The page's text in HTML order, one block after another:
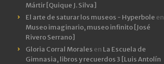
Mártir [Quique J. Silva]
El arte de saturar los museos - Hyperbole en
Museo imaginario, museo infinito [José
Rivero Serrano]
Gloria Corral Morales en La Escuela de
Gimnasia, libros y recuerdos 3 [Luis Antolín